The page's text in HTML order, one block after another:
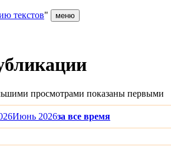
текстов" меню
просмотрами показаны первыми
Июнь 2026за все время